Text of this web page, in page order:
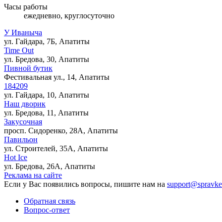
Часы работы
ежедневно, круглосуточно
У Иваныча
ул. Гайдара, 7Б, Апатиты
Time Out
ул. Бредова, 30, Апатиты
Пивной бутик
Фестивальная ул., 14, Апатиты
184209
ул. Гайдара, 10, Апатиты
Наш дворик
ул. Бредова, 11, Апатиты
Закусочная
просп. Сидоренко, 28А, Апатиты
Павильон
ул. Строителей, 35А, Апатиты
Hot Ice
ул. Бредова, 26А, Апатиты
Реклама на сайте
Если у Вас появились вопросы, пишите нам на
Обратная связь
Вопрос-ответ